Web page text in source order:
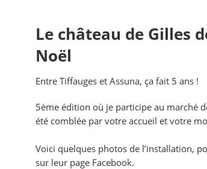
Le château de Gilles
Noël
Entre Tiffauges et Assuna, ça fait 5 ans !
5ème édition où je participe au marché
été comblée par votre accueil et votre
Voici quelques photos de l’installation,
sur leur page Facebook.